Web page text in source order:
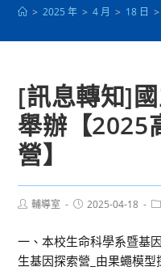
> 2025 年 > 4 月 > 18 日 >
[訊息轉知]
舉辦【2025
營】
Post輔導室
Post2025-04-18
一、本校生命科學系暨基
生基因探索營_由果蠅模